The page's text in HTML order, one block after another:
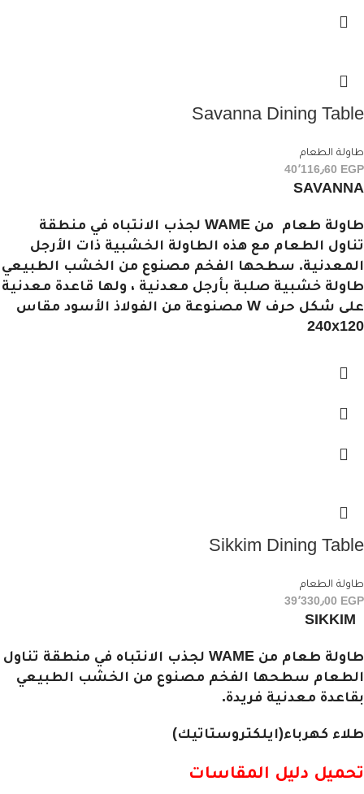
Savanna Dining Table
طاولة الطعام
40٬116٫60 EGP
SAVANNA
طاولة طعام من WAME لجذب الانتباه في منطقة
تناول الطعام مع هذه الطاولة الخشبية ذات الأرجل
المعدنية. سطحها الفخم مصنوع من الخشب الطبيعي
طاولة خشبية صلبة بأرجل معدنية ، ولها قاعدة معدنية
على شكل حرف W مصنوعة من الفولاذ الأسود مقاس
240x120
Sikkim Dining Table
طاولة الطعام
39٬330٫00 EGP
طاولة طعام من WAME لجذب الانتباه في منطقة تناول
الطعام سطحها الفخم مصنوع من الخشب الطبيعي
بقاعدة معدنية فريدة.
طلاء كهرباء(ايلكتروستاتيك)
تحميل دليل المقاسات